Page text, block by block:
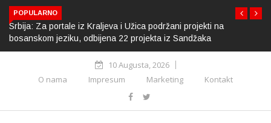
POPULARNO
Srbija: Za portale iz Kraljeva i Užica podržani projekti na
bosanskom jeziku, odbijena 22 projekta iz Sandžaka
10 Augusta, 2026
O nama
Impresum Marketing Kontakt